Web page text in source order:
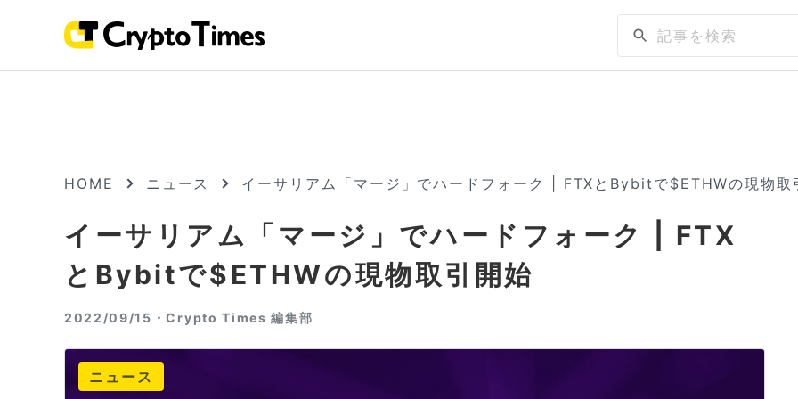
HOME ニュース イーサリアム「マージ」でハードフォーク | FTXとBybitで$ETHWの現物取
イーサリアム「マージ」でハードフォーク | FTX
とBybitで$ETHWの現物取引開始
2022/09/15・Crypto Times 編集部
ニュース